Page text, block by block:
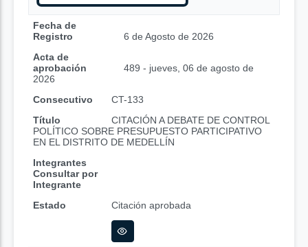
Fecha de
Registro
6 de Agosto de 2026
Acta de
aprobación
489 - jueves, 06 de agosto de
2026
Consecutivo
CT-133
Título
CITACIÓN A DEBATE DE CONTROL
POLÍTICO SOBRE PRESUPUESTO PARTICIPATIVO
EN EL DISTRITO DE MEDELLÍN
Integrantes
Consultar por
Integrante
Estado
Citación aprobada